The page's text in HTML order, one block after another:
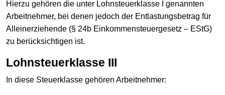
Hierzu gehören die unter Lohnsteuerklasse I genannten
Arbeitnehmer, bei denen jedoch der Entlastungsbetrag für
Alleinerziehende (§ 24b Einkommensteuergesetz – EStG)
zu berücksichtigen ist.
Lohnsteuerklasse III
In diese Steuerklasse gehören Arbeitnehmer: